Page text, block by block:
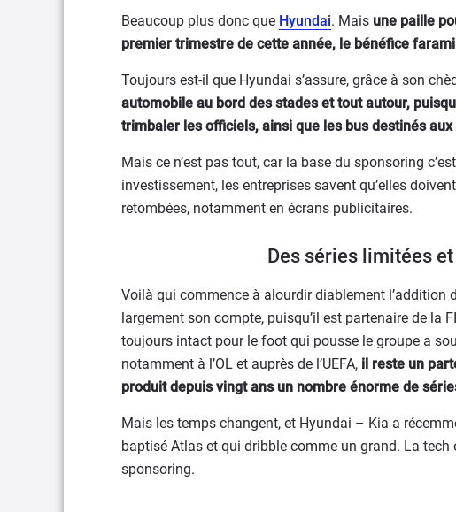
Beaucoup plus donc que Hyundai. Mais une paille
premier trimestre de cette année, le bénéfice
Toujours est-il que Hyundai s’assure, grâce à son
automobile au bord des stades et tout autour,
trimbaler les officiels, ainsi que les bus destinés aux
Mais ce n’est pas tout, car la base du sponsoring
investissement, les entreprises savent qu’elles
retombées, notamment en écrans publicitaires.
Des séries limitées
Voilà qui commence à alourdir diablement l’addition
largement son compte, puisqu’il est partenaire de la
toujours intact pour le foot qui pousse le groupe a
notamment à l’OL et auprès de l’UEFA, il reste un
produit depuis vingt ans un nombre énorme de
Mais les temps changent, et Hyundai – Kia a
baptisé Atlas et qui dribble comme un grand. La tech
sponsoring.